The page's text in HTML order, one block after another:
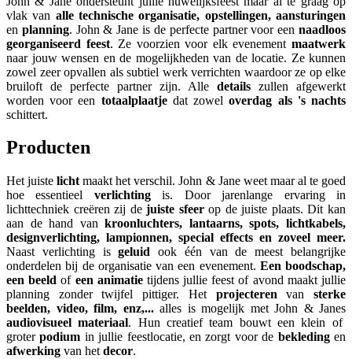
vlak van alle technische organisatie, opstellingen, aansturingen
en planning. John & Jane is de perfecte partner voor eennaadloos
georganiseerd feest. Ze voorzien voor elk evenementmaatwerk
naar jouw wensen en de mogelijkheden van de locatie. Ze kunnen
zowel zeer opvallen als subtiel werk verrichten waardoor ze op elke
bruiloft de perfecte partner zijn. Alle details zullen afgewerkt
worden voor een totaalplaatjedat zoweloverdag als 's nachts
schittert.
Producten
Het juistelicht maakt het verschil. John & Jane weet maar al te goed
hoe essentieel verlichtingis. Door jarenlange ervaring in
lichttechniek creëren zij dejuiste sfeerop de juiste plaats. Dit kan
aan de hand van kroonluchters, lantaarns, spots, lichtkabels,
designverlichting, lampionnen, special effects en zoveel meer.
Naast verlichting isgeluid ook één van de meest belangrijke
onderdelen bij de organisatie van een evenement. Een boodschap,
een beeldofeen animatie tijdens jullie feest of avond maakt jullie
planning zonder twijfel pittiger. Het projecteren vansterke
beelden, video, film, enz,...alles is mogelijk met John & Janes
audiovisueel materiaal. Hun creatief team bouwt een klein of
groterpodium in jullie feestlocatie, en zorgt voor de bekledingen
afwerking van het decor.